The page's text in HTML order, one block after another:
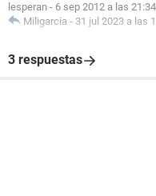
lesperan - 6 sep 2012 a las 21:34
Miligarcia - 31 jul 2023 a las
3 respuestas